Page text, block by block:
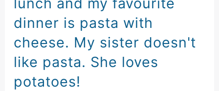
dinner is pasta with
cheese. My sister doesn't
like pasta. She loves
potatoes!